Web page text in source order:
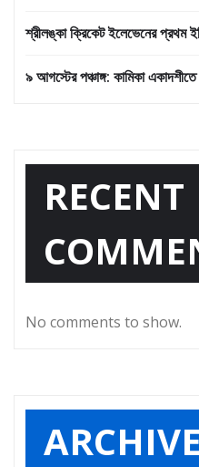
শ্রীলঙ্কা ক্রিকেট ইলেভেনের প্রথম
৯ আগস্টের পঞ্চাঙ্গ: কামিকা
RECENT
No comments to show.